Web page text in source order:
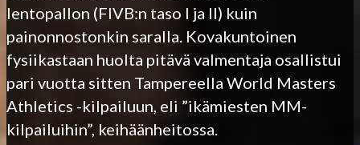
lentopallon (FIVB:n taso I ja II) kuin
painonnostonkin saralla. Kovakuntoinen
fysiikastaan huolta pitävä valmentaja osallistui
pari vuotta sitten Tampereella World Masters
Athletics -kilpailuun, eli ”ikämiesten MM-
kilpailuihin”, keihäänheitossa.